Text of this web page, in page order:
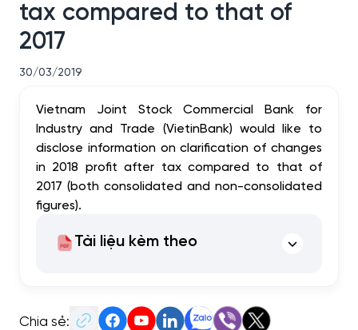
tax compared to that of
2017
30/03/2019
Vietnam Joint Stock Commercial Bank for
Industry and Trade (VietinBank) would like to
disclose information on clarification of changes
in 2018 profit after tax compared to that of
2017 (both consolidated and non-consolidated
figures).
Tài liệu kèm theo
Chia sẻ: